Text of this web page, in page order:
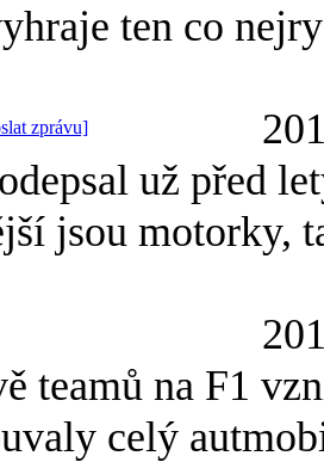
ten co
zprávu]
už před
jsou motorky,
teamů na F1
celý